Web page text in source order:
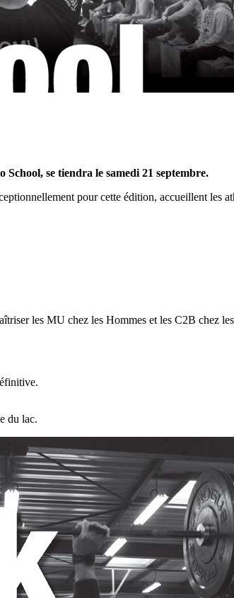
se tiendra le samedi 21 septembre.
pour cette édition, accueillent
les MU chez les Hommes et les C2B chez
du lac.